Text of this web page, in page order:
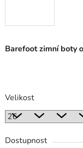
Barefoot zimní boty
Velikost
Dostupnost